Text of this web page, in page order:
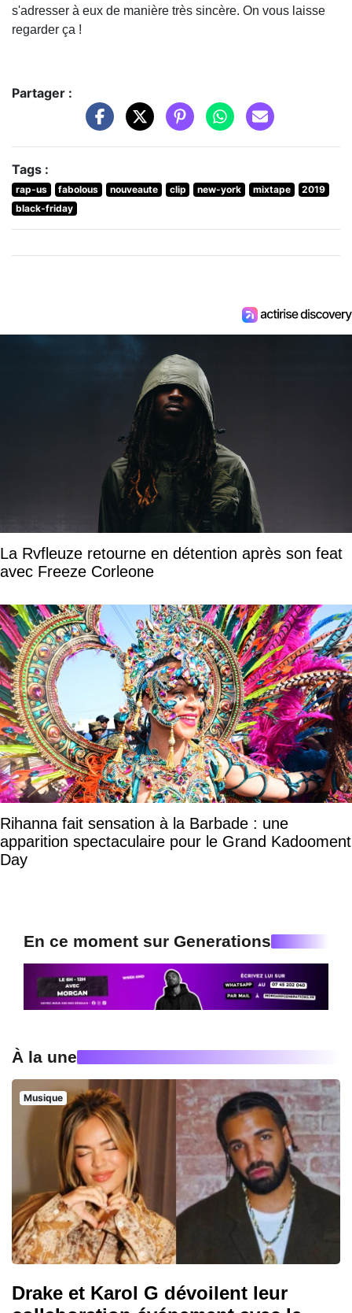
s'adresser à eux de manière très sincère. On vous laisse
regarder ça !
Partager :
Tags :
rap-us fabolous nouveaute clip new-york mixtape
2019
black-friday
La Rvfleuze retourne en détention après son feat
avec Freeze Corleone
Rihanna fait sensation à la Barbade : une
apparition spectaculaire pour le Grand Kadooment
Day
En ce moment sur Generations
À la une
Musique
Drake et Karol G dévoilent leur